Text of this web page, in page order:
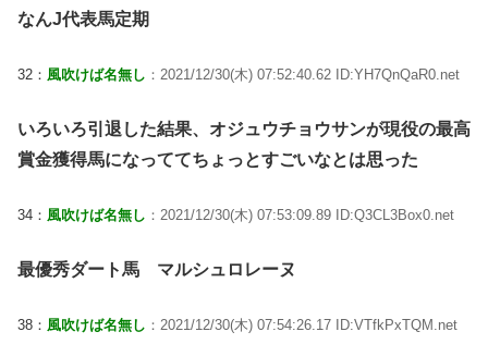
なんJ代表馬定期
32： 風吹けば名無し ：2021/12/30(木) 07:52:40.62 ID:YH7QnQaR0.net
いろいろ引退した結果、オジュウチョウサンが現役の最高
賞金獲得馬になっててちょっとすごいなとは思った
34： 風吹けば名無し ：2021/12/30(木) 07:53:09.89 ID:Q3CL3Box0.net
最優秀ダート馬 マルシュロレーヌ
38： 風吹けば名無し ：2021/12/30(木) 07:54:26.17 ID:VTfkPxTQM.net